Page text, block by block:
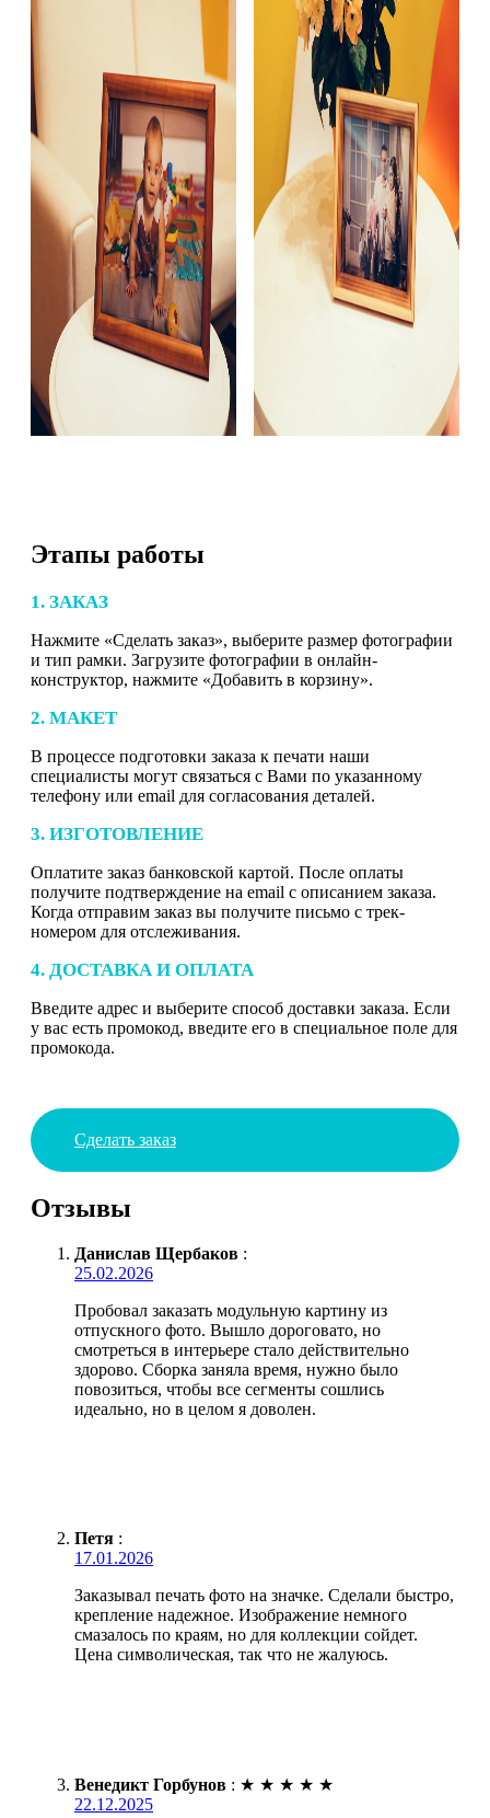
Этапы работы
1. ЗАКАЗ
Нажмите «Сделать заказ», выберите размер фотографии
и тип рамки. Загрузите фотографии в онлайн-
конструктор, нажмите «Добавить в корзину».
2. МАКЕТ
В процессе подготовки заказа к печати наши
специалисты могут связаться с Вами по указанному
телефону или email для согласования деталей.
3. ИЗГОТОВЛЕНИЕ
Оплатите заказ банковской картой. После оплаты
получите подтверждение на email с описанием заказа.
Когда отправим заказ вы получите письмо с трек-
номером для отслеживания.
4. ДОСТАВКА И ОПЛАТА
Введите адрес и выберите способ доставки заказа. Если
у вас есть промокод, введите его в специальное поле для
промокода.
Сделать заказ
Отзывы
Данислав Щербаков :
25.02.2026
Пробовал заказать модульную картину из
отпускного фото. Вышло дороговато, но
смотреться в интерьере стало действительно
здорово. Сборка заняла время, нужно было
повозиться, чтобы все сегменты сошлись
идеально, но в целом я доволен.
Петя :
17.01.2026
Заказывал печать фото на значке. Сделали быстро,
крепление надежное. Изображение немного
смазалось по краям, но для коллекции сойдет.
Цена символическая, так что не жалуюсь.
Венедикт Горбунов : ★ ★ ★ ★ ★
22.12.2025